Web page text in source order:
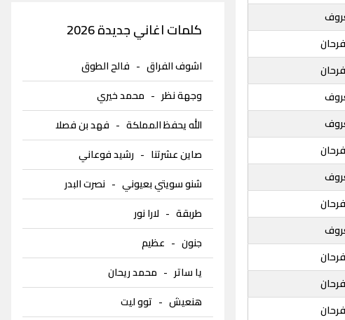
كلمات اغاني جديدة 2026
اشوف الفراق- فالح الطوق
وجهة نظر - محمد خيري
الله يحفظ المملكة- فهد بن فصلا
صاين عشرتنا - رشيد فوعاني
شنو سويتي بعيوني- نصرت البدر
طربقة- لارا نور
جنون- عظيم
يا ساتر - محمد ريحان
هنعيش- توو ليت